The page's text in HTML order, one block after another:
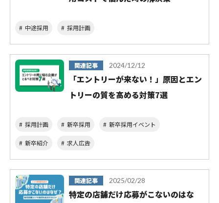
中途採用 採用計画
関連記事 2024/12/12
「エントリーが来ない！」原因とエン
トリーの質を高める対策7選
採用計画 新卒採用 新卒採用イベント
新卒紹介 求人広告
関連記事 2025/02/28
特定の店舗だけ応募がこないのはな